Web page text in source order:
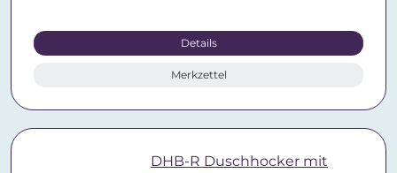
Details
Merkzettel
DHB-R Duschhocker mit